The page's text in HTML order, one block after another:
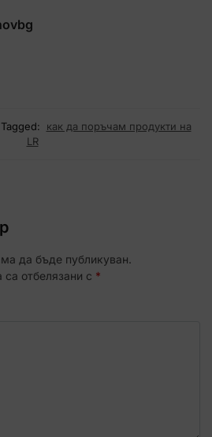
Tagged:
как да поръчам продукти на
LR
да бъде публикуван.
отбелязани с *